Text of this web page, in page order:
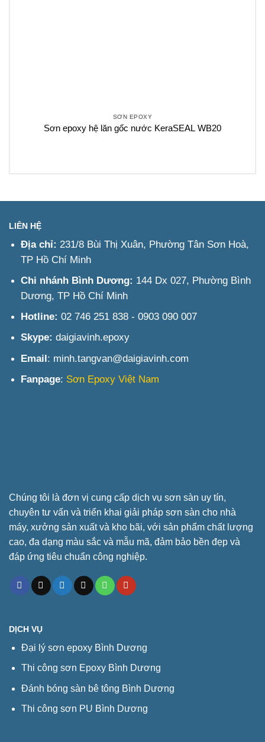
SƠN EPOXY
Sơn epoxy hệ lăn gốc nước KeraSEAL WB20
Chúng tôi là đơn vị cung cấp dịch vụ sơn sàn uy tín,
chuyên tư vấn và triển khai giải pháp sơn sàn cho nhà
máy, xưởng sản xuất và kho bãi, với sản phẩm chất lượng
cao, đa dạng màu sắc và mẫu mã, đảm bảo bền đẹp và
đáp ứng tiêu chuẩn công nghiệp.
LIÊN HỆ
Địa chỉ: 231/8 Bùi Thị Xuân, Phường Tân Sơn Hoà,
TP Hồ Chí Minh
Chi nhánh Bình Dương: 144 Dx 027, Phường Bình
Dương, TP Hồ Chí Minh
Hotline: 02 746 251 838 - 0903 090 007
Skype: daigiavinh.epoxy
Email: minh.tangvan@daigiavinh.com
Fanpage: Sơn Epoxy Việt Nam
DỊCH VỤ
Đại lý sơn epoxy Bình Dương
Thi công sơn Epoxy Bình Dương
Đánh bóng sàn bê tông Bình Dương
Thi công sơn PU Bình Dương